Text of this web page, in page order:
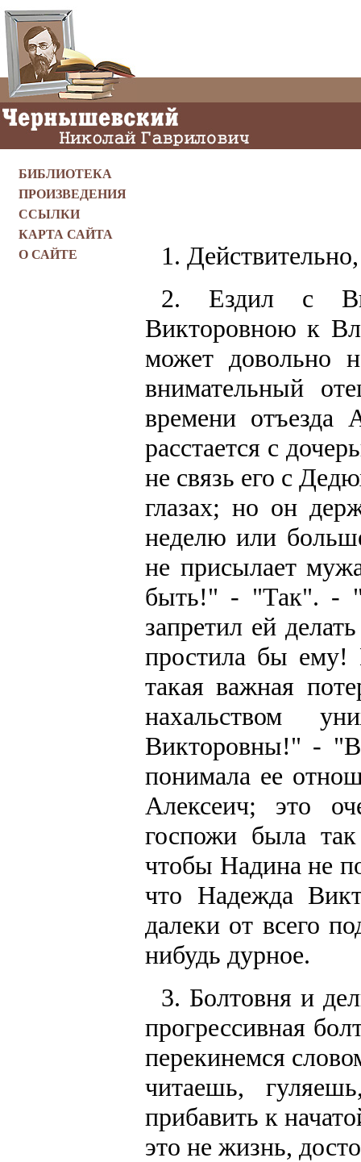
БИБЛИОТЕКА
ПРОИЗВЕДЕНИЯ
ССЫЛКИ
КАРТА САЙТА
О САЙТЕ
1.
2. Ездил с
Викторовною к
может довольно
внимательный
времени отъезда
расстается с
не связь его с
глазах; но он
неделю или
не присылает
быть!" - "Так". -
запретил ей
простила бы ему!
такая важная
нахальством
Викторовны!" -
понимала ее
Алексеич; это
госпожи была
чтобы Надина не
что Надежда
далеки от всего
нибудь дурное.
3. Болтовня и
прогрессивная
перекинемся
читаешь,
прибавить к
это не жизнь,